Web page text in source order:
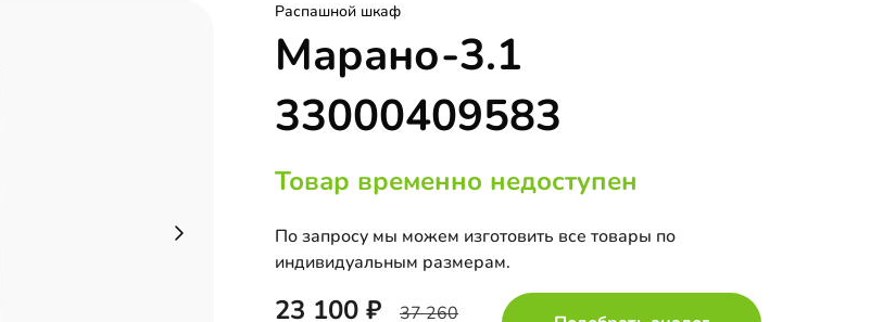
Распашной шкаф
Марано-3.1
33000409583
Товар временно недоступен
По запросу мы можем изготовить все товары по
индивидуальным размерам.
23 100 37 260